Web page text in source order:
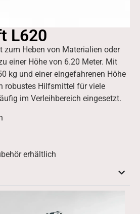
L620
zum Heben von Materialien oder
einer Höhe von 6.20 Meter. Mit
kg und einer eingefahrenen Höhe
robustes Hilfsmittel für viele
im Verleihbereich eingesetzt.
erhältlich